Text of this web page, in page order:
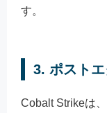
す。
3. ポスト
Cobalt Strikeは